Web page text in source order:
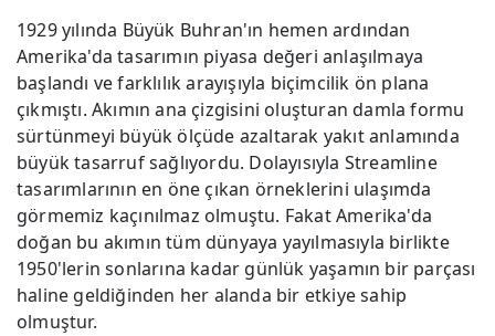
1929 yılında Büyük Buhran'ın hemen ardından
Amerika'da tasarımın piyasa değeri anlaşılmaya
başlandı ve farklılık arayışıyla biçimcilik ön plana
çıkmıştı. Akımın ana çizgisini oluşturan damla formu
sürtünmeyi büyük ölçüde azaltarak yakıt anlamında
büyük tasarruf sağlıyordu. Dolayısıyla Streamline
tasarımlarının en öne çıkan örneklerini ulaşımda
görmemiz kaçınılmaz olmuştu. Fakat Amerika'da
doğan bu akımın tüm dünyaya yayılmasıyla birlikte
1950'lerin sonlarına kadar günlük yaşamın bir parçası
haline geldiğinden her alanda bir etkiye sahip
olmuştur.